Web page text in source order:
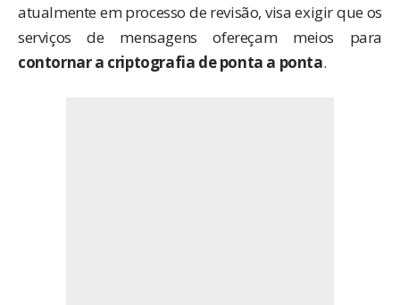
atualmente em processo de revisão, visa exigir que os
serviços de mensagens ofereçam meios para
contornar a criptografia de ponta a ponta.